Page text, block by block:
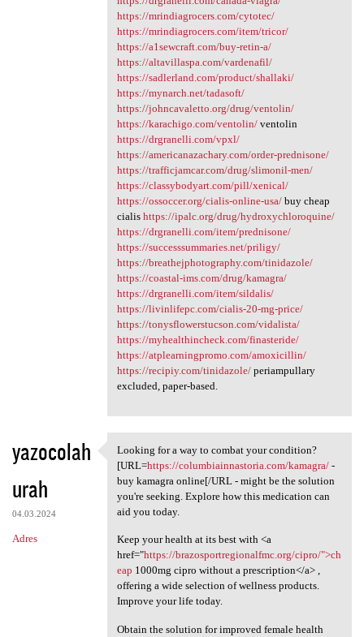
https://mrindiagrocers.com/cytotec/
https://mrindiagrocers.com/item/tricor/
https://a1sewcraft.com/buy-retin-a/
https://altavillaspa.com/vardenafil/
https://sadlerland.com/product/shallaki/
https://mynarch.net/tadasoft/
https://johncavaletto.org/drug/ventolin/
https://karachigo.com/ventolin/ventolin
https://drgranelli.com/vpxl/
https://americanazachary.com/order-prednisone/
https://trafficjamcar.com/drug/slimonil-men/
https://classybodyart.com/pill/xenical/
https://ossoccer.org/cialis-online-usa/buy cheap
cialis https://ipalc.org/drug/hydroxychloroquine/
https://drgranelli.com/item/prednisone/
https://successsummaries.net/priligy/
https://breathejphotography.com/tinidazole/
https://coastal-ims.com/drug/kamagra/
https://drgranelli.com/item/sildalis/
https://livinlifepc.com/cialis-20-mg-price/
https://tonysflowerstucson.com/vidalista/
https://myhealthincheck.com/finasteride/
https://atplearningpromo.com/amoxicillin/
https://recipiy.com/tinidazole/periampullary
excluded, paper-based.
yazocolah
urah
04.03.2024
Adres
Looking for a way to combat
Looking for a way to combat your condition?
[URL=https://columbiainnastoria.com/kamagra/-
buy kamagra online[/URL - might be the solution
you're seeking. Explore how this medication can
aid you today.
Keep your health at its best with <a
href="https://brazosportregionalfmc.org/cipro/">ch
eap 1000mg cipro without a prescription</a> ,
offering a wide selection of wellness products.
Improve your life today.
Obtain the solution for improved female health